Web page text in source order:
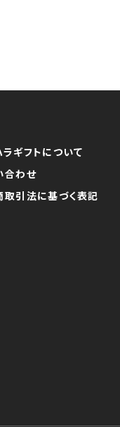
ラギフトについて
合わせ
取引法に基づく表記